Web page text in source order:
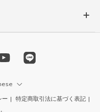
ー
特定商取引法に基づく表記